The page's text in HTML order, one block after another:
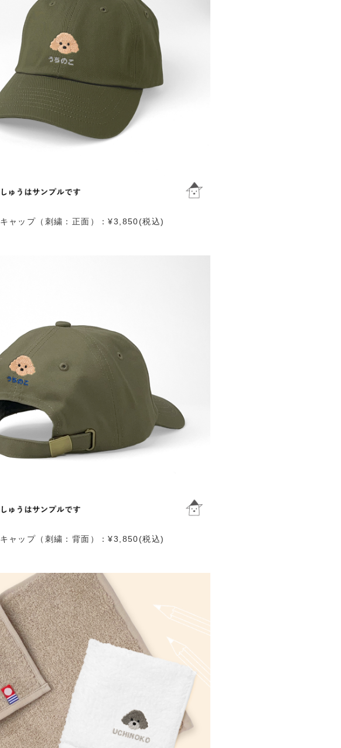
キャップ（刺繍：正面）：¥3,850(税込)
キャップ（刺繍：背面）：¥3,850(税込)